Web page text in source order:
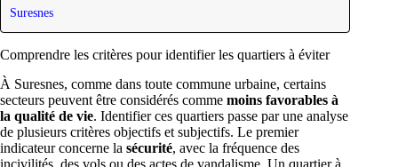
Suresnes
Comprendre les critères pour identifier les quartiers à éviter
À Suresnes, comme dans toute commune urbaine, certains
secteurs peuvent être considérés comme moins favorables à
la qualité de vie. Identifier ces quartiers passe par une analyse
de plusieurs critères objectifs et subjectifs. Le premier
indicateur concerne la sécurité, avec la fréquence des
incivilités, des vols ou des actes de vandalisme. Un quartier à